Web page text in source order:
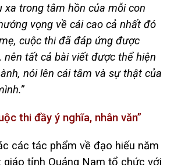
xa trong tâm hồn của mỗi con
vọng về cái cao cả nhất đó
cuộc thi đã đáp ứng được
nên tất cả bài viết được thể hiện
nói lên cái tâm và sự thật của
thi đầy ý nghĩa, nhân văn”
các tác phẩm về đạo hiếu năm
giáo tỉnh Quảng Nam tổ chức với